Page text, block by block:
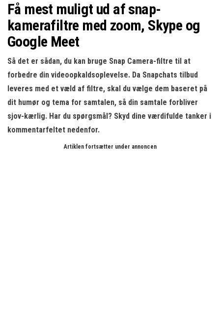
Få mest muligt ud af snap-
kamerafiltre med zoom, Skype og
Google Meet
Så det er sådan, du kan bruge Snap Camera-filtre til at
forbedre din videoopkaldsoplevelse. Da Snapchats tilbud
leveres med et væld af filtre, skal du vælge dem baseret på
dit humør og tema for samtalen, så din samtale forbliver
sjov-kærlig. Har du spørgsmål? Skyd dine værdifulde tanker i
kommentarfeltet nedenfor.
Artiklen fortsætter under annoncen